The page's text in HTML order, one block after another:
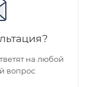
на любой
вопрос